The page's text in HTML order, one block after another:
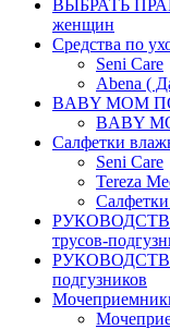
ВЫБРАТЬ
женщин
Средства по
Seni Care
Abena (
BABY MOM
BABY
Салфетки
Seni Care
Tereza
РУКОВОДСТВО
трусов-
РУКОВОДСТВО
подгузников